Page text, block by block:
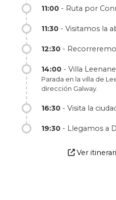
11:00 - Ruta por
11:30 - Visitamos la
12:30 -
14:00 - Villa Leenane
Parada en la villa de
dirección Galway.
16:30 - Visita la
19:30 - Llegamos a
Ver